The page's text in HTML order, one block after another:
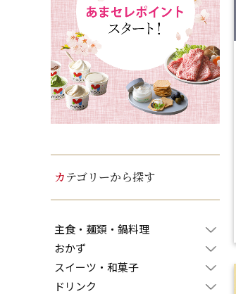
カテゴリーから探す
主食・麺類・鍋料理
おかず
スイーツ・和菓子
ドリンク